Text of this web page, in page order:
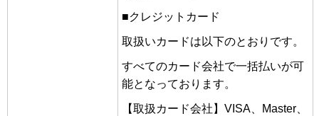
■クレジットカード
取扱いカードは以下のとおりです。
すべてのカード会社で一括払いが可
能となっております。
【取扱カード会社】VISA、Master、